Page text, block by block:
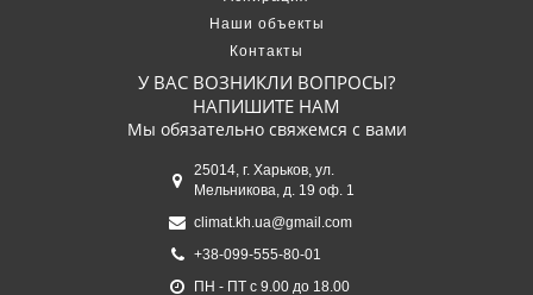
Наши объекты
Контакты
У ВАС ВОЗНИКЛИ ВОПРОСЫ?
НАПИШИТЕ НАМ
Мы обязательно свяжемся с вами
25014, г. Харьков, ул.
Мельникова, д. 19 оф. 1
climat.kh.ua@gmail.com
+38-099-555-80-01
ПН - ПТ с 9.00 до 18.00